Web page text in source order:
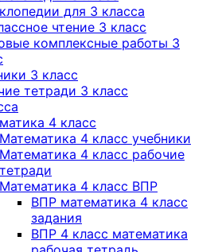
для 3 класса
чтение 3 класс
комплексные работы 3
3 класс
тетради 3 класс
4 класс
Математика 4 класс учебники
Математика 4 класс рабочие
тетради
Математика 4 класс ВПР
ВПР математика 4 класс
задания
ВПР 4 класс математика